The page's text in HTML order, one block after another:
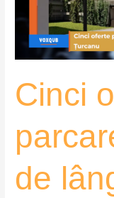
Cinci
de
Țurcanu
VoxQub